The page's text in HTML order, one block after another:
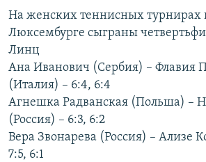
Вернутся
поиску
КАВКАЗ.РЕАЛИИ
СЕВЕР.РЕАЛИИ
СИБИРЬ.РЕАЛИИ
РАСПИСАНИЕ ВЕЩАНИЯ
ПОДПИШИТЕСЬ НА РАССЫЛКУ
СОЦИАЛЬНЫЕ СЕТИ
На женских теннисных турнирах
Люксембурге сыграны
Линц
Ана Иванович (Сербия) – Флавия
(Италия) – 6:4, 6:4
Агнешка Радванская (Польша) –
(Россия) – 6:3, 6:2
Вера Звонарева (Россия) – Ализе
7:5, 6:1